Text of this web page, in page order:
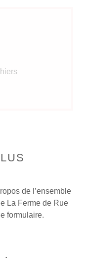
de l’ensemble
La Ferme de Rue
formulaire.